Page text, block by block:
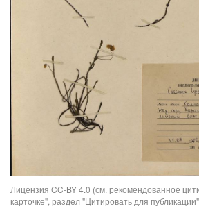
Лицензия CC-BY 4.0 (см. рекомендованное
карточке", раздел "Цитировать для